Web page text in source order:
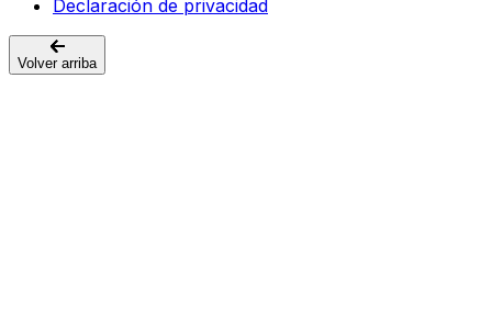
Declaración de privacidad
Volver arriba